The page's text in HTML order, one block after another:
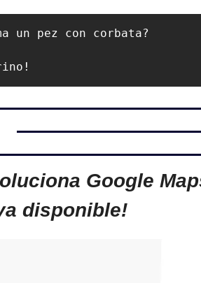
un pez con corbata?
Google
disponible!